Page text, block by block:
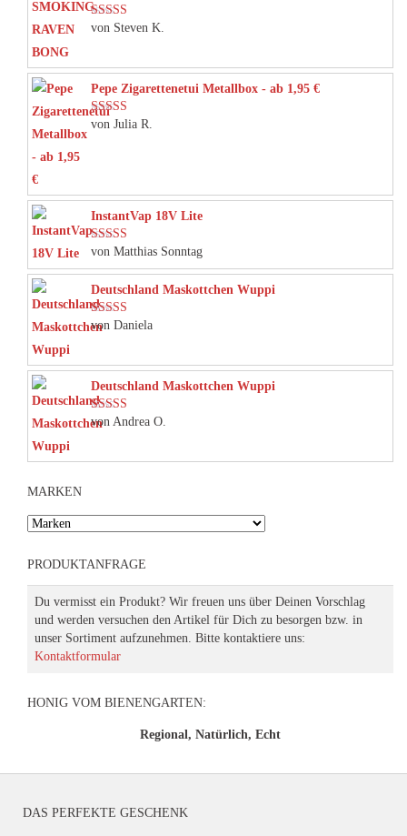
Bewertet mit
von Steven K.
Pepe Zigarettenetui Metallbox - ab 1,95 €
Bewertet mit
von Julia R.
InstantVap 18V Lite
Bewertet mit
von Matthias Sonntag
Deutschland Maskottchen Wuppi
Bewertet mit
von Daniela
Deutschland Maskottchen Wuppi
Bewertet mit
von Andrea O.
MARKEN
PRODUKTANFRAGE
Du vermisst ein Produkt? Wir freuen uns über Deinen Vorschlag
und werden versuchen den Artikel für Dich zu besorgen bzw. in
unser Sortiment aufzunehmen. Bitte kontaktiere uns:
Kontaktformular
HONIG VOM BIENENGARTEN:
Regional, Natürlich, Echt
DAS PERFEKTE GESCHENK